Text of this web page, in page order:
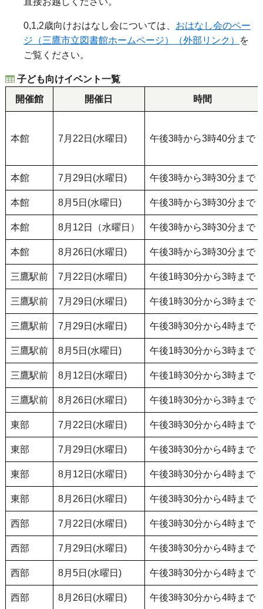
0,1,2歳向けおはなし会については、 おはなし会のペー
ジ（三鷹市立図書館ホームページ）（外部リンク）
を
ご覧ください。
子ども向けイベント一覧
開催館
開催日 時間
本館 7月22日(水曜日) 午後3時から3時40分まで
本館 7月29日(水曜日) 午後3時から3時30分まで
本館 8月5日(水曜日) 午後3時から3時30分まで
本館 8月12日（水曜日） 午後3時から3時30分まで
本館 8月26日(水曜日) 午後3時から3時30分まで
三鷹駅前 7月22日(水曜日) 午後1時30分から3時まで
三鷹駅前 7月29日(水曜日) 午後1時30分から3時まで
三鷹駅前 7月29日(水曜日) 午後3時30分から4時まで
三鷹駅前 8月5日(水曜日) 午後1時30分から3時まで
三鷹駅前 8月12日(水曜日) 午後1時30分から3時まで
三鷹駅前 8月26日(水曜日) 午後1時30分から3時まで
東部 7月22日(水曜日) 午後3時30分から4時まで
東部 7月29日(水曜日) 午後3時30分から4時まで
東部 8月12日(水曜日) 午後3時30分から4時まで
東部 8月26日(水曜日) 午後3時30分から4時まで
西部 7月22日(水曜日) 午後3時30分から4時まで
西部 7月29日(水曜日) 午後3時30分から4時まで
西部 8月5日(水曜日) 午後3時30分から4時まで
西部 8月26日(水曜日) 午後3時30分から4時まで